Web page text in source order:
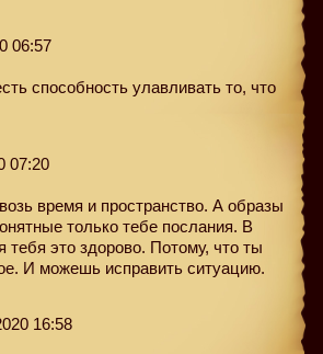
06:57
способность улавливать то, что
07:20
время и пространство. А образы
только тебе послания. В
тебя это здорово. Потому, что ты
И можешь исправить ситуацию.
16:58